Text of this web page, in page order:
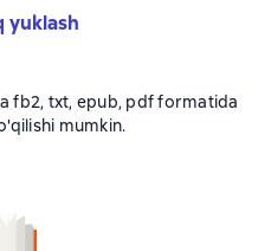
yuklash
fb2, txt, epub, pdf formatida
mumkin.